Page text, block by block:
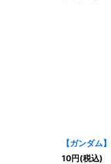
【ガンダム
10円(税込)